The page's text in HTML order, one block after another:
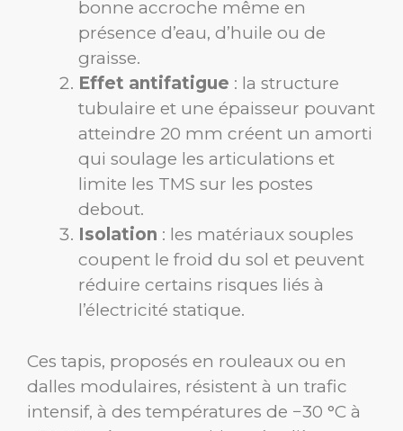
bonne accroche même en
présence d’eau, d’huile ou de
graisse.
Effet antifatigue : la structure
tubulaire et une épaisseur pouvant
atteindre 20 mm créent un amorti
qui soulage les articulations et
limite les TMS sur les postes
debout.
Isolation : les matériaux souples
coupent le froid du sol et peuvent
réduire certains risques liés à
l’électricité statique.
Ces tapis, proposés en rouleaux ou en
dalles modulaires, résistent à un trafic
intensif, à des températures de −30 °C à